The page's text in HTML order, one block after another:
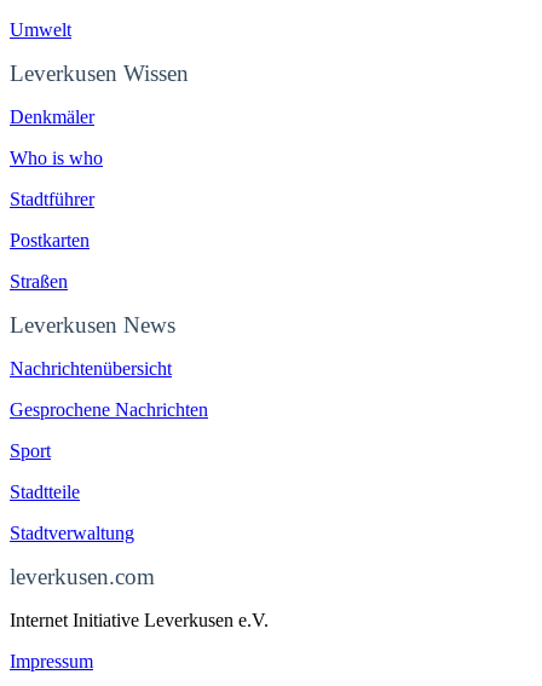
Umwelt
Leverkusen Wissen
Denkmäler
Who is who
Stadtführer
Postkarten
Straßen
Leverkusen News
Nachrichtenübersicht
Gesprochene Nachrichten
Sport
Stadtteile
Stadtverwaltung
leverkusen.com
Internet Initiative Leverkusen e.V.
Impressum